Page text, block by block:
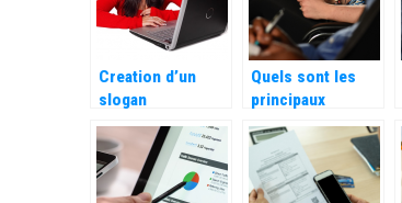
Creation d’un
slogan
publicitaire
accrocheur :
comment faire ?
Quels sont les
principaux
composants
d’une formation
mixte ?